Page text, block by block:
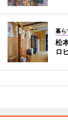
暮ら
松
ロ